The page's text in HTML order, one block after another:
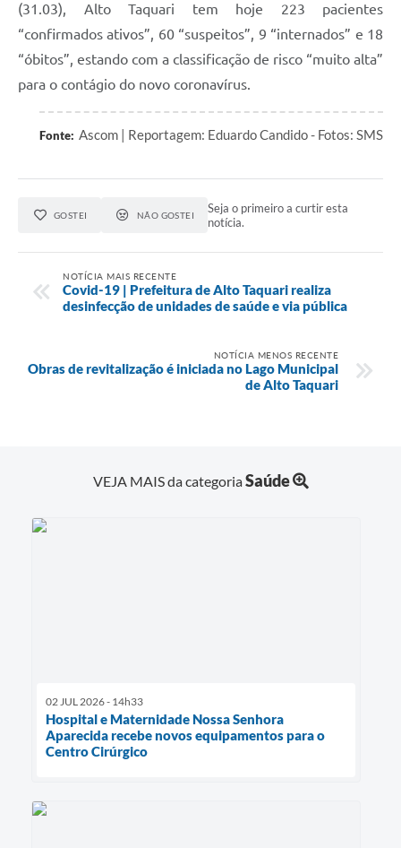
(31.03), Alto Taquari tem hoje 223 pacientes
“confirmados ativos”, 60 “suspeitos”, 9 “internados” e 18
“óbitos”, estando com a classificação de risco “muito alta”
para o contágio do novo coronavírus.
Fonte: Ascom | Reportagem: Eduardo Candido - Fotos: SMS
GOSTEI NÃO GOSTEI
Seja o primeiro a curtir esta
notícia.
NOTÍCIA MAIS RECENTE
Covid-19 | Prefeitura de Alto Taquari realiza
desinfecção de unidades de saúde e via pública
NOTÍCIA MENOS RECENTE
Obras de revitalização é iniciada no Lago Municipal
de Alto Taquari
VEJA MAIS da categoriaSaúde
02 JUL 2026 - 14h33
Hospital e Maternidade Nossa Senhora
Aparecida recebe novos equipamentos para o
Centro Cirúrgico